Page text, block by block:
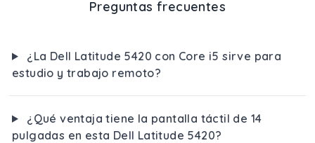
Preguntas frecuentes
¿La Dell Latitude 5420 con Core i5 sirve para
estudio y trabajo remoto?
¿Qué ventaja tiene la pantalla táctil de 14
pulgadas en esta Dell Latitude 5420?